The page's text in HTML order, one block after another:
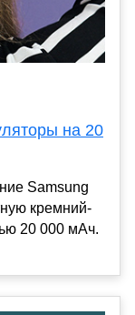
на 20
Samsung
кремний-
20 000 мАч.